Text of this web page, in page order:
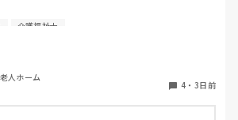
り見えていない利用者様への声かけにつ
声で、ゆっくり耳元でお話しする」とい
す。
ていただける方なので何とか理解しても
ことがあります。
介護福祉士
人ホーム
4 ・ 3日前